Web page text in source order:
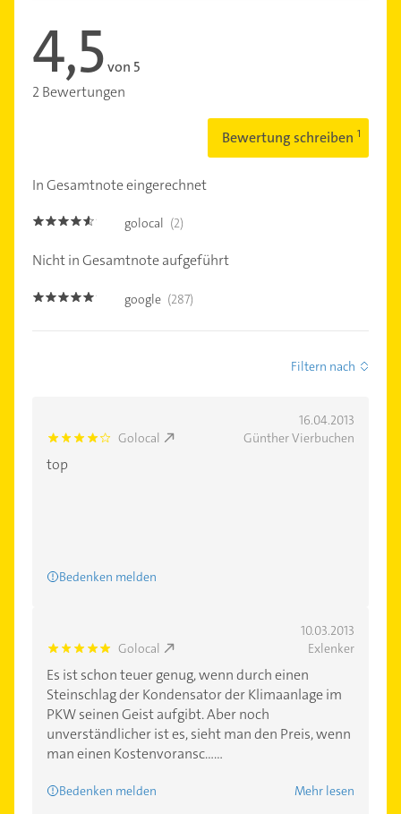
4,5von 5
2 Bewertungen
Bewertung schreiben
In Gesamtnote eingerechnet
4.5 golocal (2)
Nicht in Gesamtnote aufgeführt
4.8 google (287)
Filtern nach
16.04.2013
4.0 Golocal Günther Vierbuchen
top
Bedenken melden
10.03.2013
5.0 Golocal Exlenker
Es ist schon teuer genug, wenn durch einen
Steinschlag der Kondensator der Klimaanlage im
PKW seinen Geist aufgibt. Aber noch
unverständlicher ist es, sieht man den Preis, wenn
man einen Kostenvoransc......
Bedenken melden Mehr lesen